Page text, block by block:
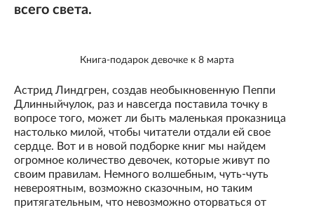
всего света.
Книга-подарок девочке к 8 марта
Астрид Линдгрен, создав необыкновенную Пеппи
Длинныйчулок, раз и навсегда поставила точку в
вопросе того, может ли быть маленькая проказница
настолько милой, чтобы читатели отдали ей свое
сердце. Вот и в новой подборке книг мы найдем
огромное количество девочек, которые живут по
своим правилам. Немного волшебным, чуть-чуть
невероятным, возможно сказочным, но таким
притягательным, что невозможно оторваться от